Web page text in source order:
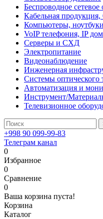
Беспроводное сетевое
Кабельная
Компьютеры,
VoIP телефония, IP
Серверы и СХД
Электропитание
Видеонаблюдение
Инженерная
Системы оптического
Автоматизация и
Инструмент/
Телевизионное
+998 90 099-99-83
Телеграм канал
0
Избранное
0
Сравнение
0
Ваша корзина пуста!
Корзина
Каталог